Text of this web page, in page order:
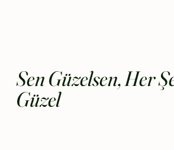
Sen Güzelsen, Her
Güzel